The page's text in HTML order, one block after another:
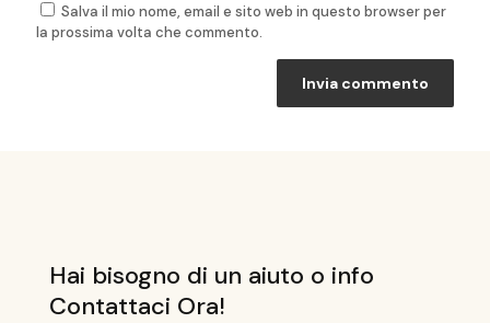
Salva il mio nome, email e sito web in questo browser per
la prossima volta che commento.
Hai bisogno di un aiuto o info
Contattaci Ora!